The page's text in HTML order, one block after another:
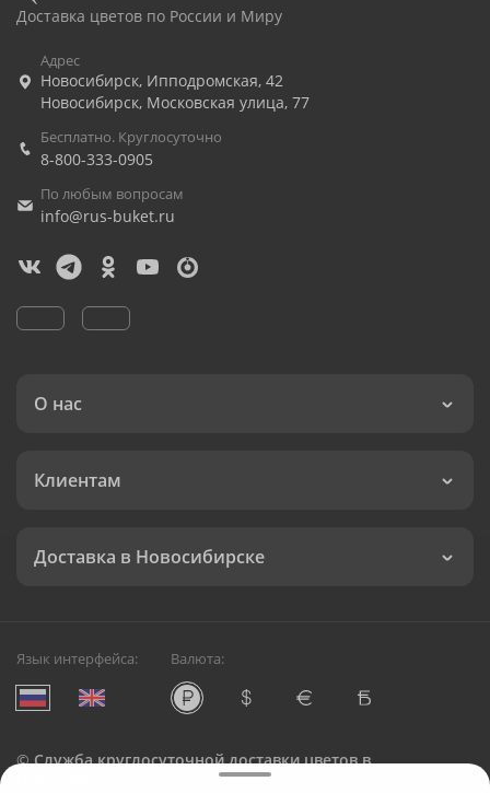
Доставка цветов по России и Миру
Адрес
Новосибирск, Ипподромская, 42
Новосибирск, Московская улица, 77
Бесплатно. Круглосуточно
8-800-333-0905
По любым вопросам
info@rus-buket.ru
О нас
Клиентам
Доставка в Новосибирске
Язык интерфейса: Валюта:
©Служба круглосуточной доставки цветов в